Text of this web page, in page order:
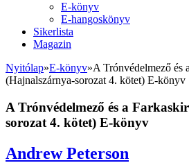
E-könyv
E-hangoskönyv
Sikerlista
Magazin
Nyitólap»E-könyv»A Trónvédelmező és
(Hajnalszárnya-sorozat 4. kötet) E-könyv
A Trónvédelmező és a
sorozat 4. kötet) E-könyv
Andrew Peterson